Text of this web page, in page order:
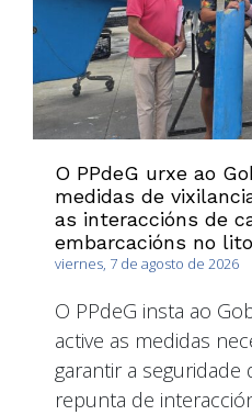
O PPdeG urxe ao
medidas de
as interaccións de
embarcacións no
viernes, 7 de agosto de 2026
O PPdeG insta ao
active as medidas
garantir a seguridade
repunta de